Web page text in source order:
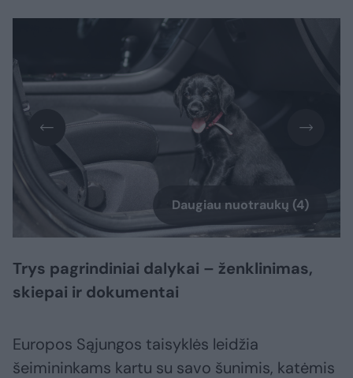
Daugiau nuotraukų (4)
Trys pagrindiniai dalykai – ženklinimas,
skiepai ir dokumentai
Europos Sąjungos taisyklės leidžia
šeimininkams kartu su savo šunimis, katėmis